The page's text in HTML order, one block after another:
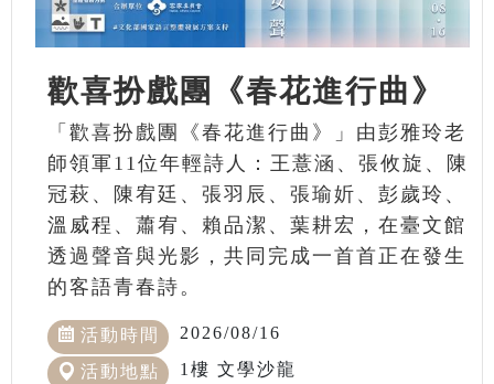
歡喜扮戲團《春花進行曲》
「歡喜扮戲團《春花進行曲》」由彭雅玲老
師領軍11位年輕詩人：王薏涵、張攸旋、陳
冠萩、陳宥廷、張羽辰、張瑜妡、彭歲玲、
溫威程、蕭宥、賴品潔、葉耕宏，在臺文館
透過聲音與光影，共同完成一首首正在發生
的客語青春詩。
活動時間 2026/08/16
活動地點 1樓 文學沙龍